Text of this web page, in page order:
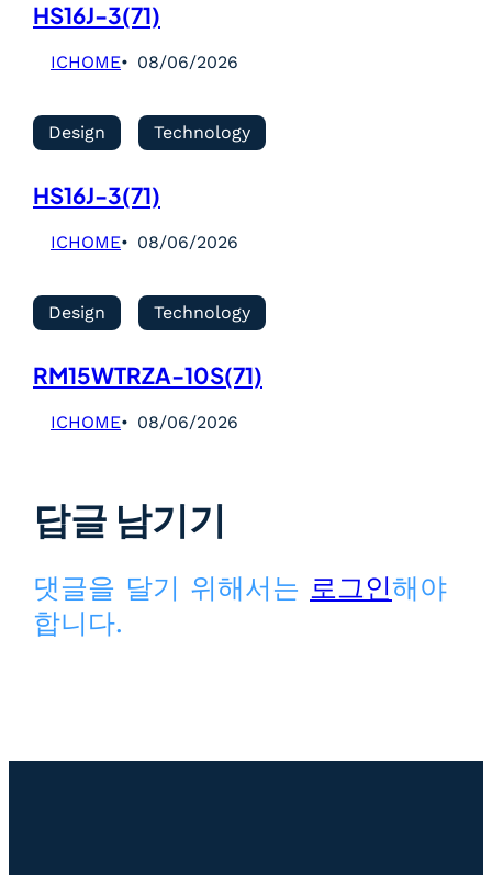
HS16J-3(71)
ICHOME 08/06/2026
Design Technology
HS16J-3(71)
ICHOME 08/06/2026
Design Technology
RM15WTRZA-10S(71)
ICHOME 08/06/2026
답글 남기기
댓글을 달기 위해서는 로그인해야
합니다.